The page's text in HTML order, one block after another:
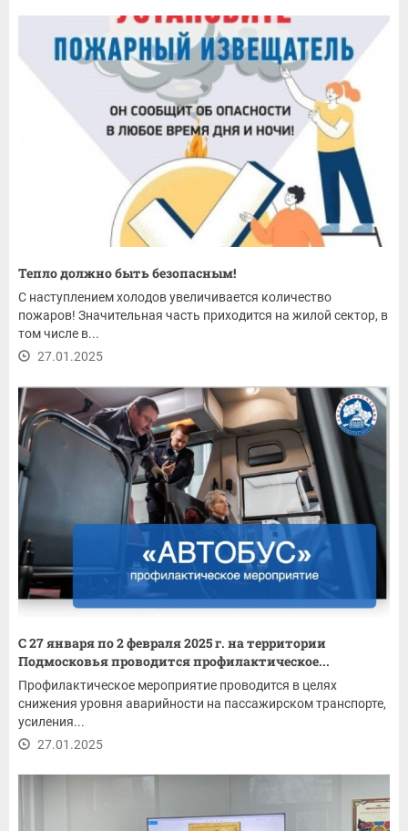
Тепло должно быть безопасным!
С наступлением холодов увеличивается количество
пожаров! Значительная часть приходится на жилой сектор, в
том числе в...
27.01.2025
С 27 января по 2 февраля 2025 г. на территории
Подмосковья проводится профилактическое...
Профилактическое мероприятие проводится в целях
снижения уровня аварийности на пассажирском транспорте,
усиления...
27.01.2025